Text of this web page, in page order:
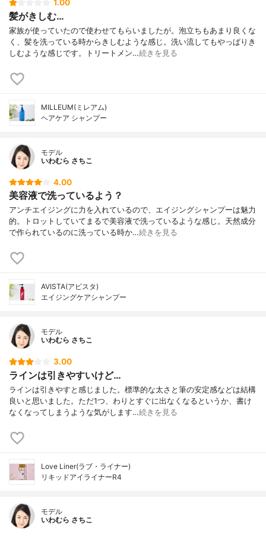
1.00
髪がきしむ…
家族が使っていたので使わせてもらいましたが。泡立ちもあまり良くな
く、髪を洗っている時からきしむような感じ。洗い流してもやっぱりき
しむような感じです。トリートメン…続きを見る
MILLEUM(ミレアム)
ヘアケア シャンプー
モデル
いわむら さちこ
4.00
美容液で洗っているよう？
アンチエイジングに力を入れているので、エイジングシャンプーは魅力
的。トロットしていてまるで美容液で洗っているような感じ。天然成分
で作られているのに洗っている時か…続きを見る
AVISTA(アビスタ)
エイジングケアシャンプー
モデル
いわむら さちこ
3.00
ラインは引きやすいけど…
ラインは引きやすと感じました。標準的な太さと筆の安定感などは結構
良いと思いました。ただ1つ、わりとすぐに出なくなるというか、書け
なくなってしまうような気がします…続きを見る
Love Liner(ラブ・ライナー)
リキッドアイライナーR4
モデル
いわむら さちこ